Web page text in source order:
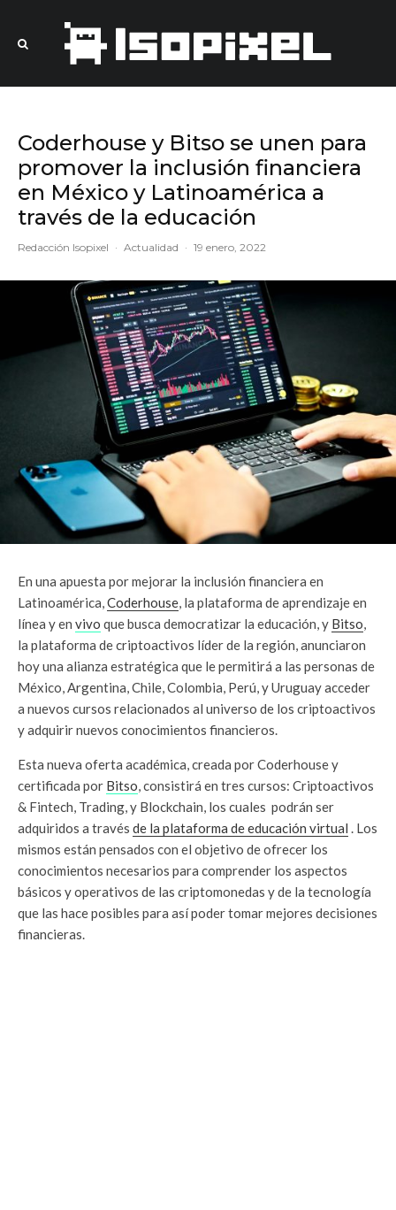
Coderhouse y Bitso se unen para
promover la inclusión financiera
en México y Latinoamérica a
través de la educación
Redacción Isopixel · Actualidad · 19 enero, 2022
En una apuesta por mejorar la inclusión financiera en
Latinoamérica,Coderhouse, la plataforma de aprendizaje en
línea y en vivo que busca democratizar la educación, y Bitso,
la plataforma de criptoactivos líder de la región, anunciaron
hoy una alianza estratégica que le permitirá a las personas de
México, Argentina, Chile, Colombia, Perú, y Uruguay acceder
a nuevos cursos relacionados al universo de los criptoactivos
y adquirir nuevos conocimientos financieros.
Esta nueva oferta académica, creada por Coderhouse y
certificada por Bitso, consistirá en tres cursos: Criptoactivos
& Fintech, Trading, y Blockchain, los cuales podrán ser
adquiridos a través de la plataforma de educación virtual . Los
mismos están pensados con el objetivo de ofrecer los
conocimientos necesarios para comprender los aspectos
básicos y operativos de las criptomonedas y de la tecnología
que las hace posibles para así poder tomar mejores decisiones
financieras.